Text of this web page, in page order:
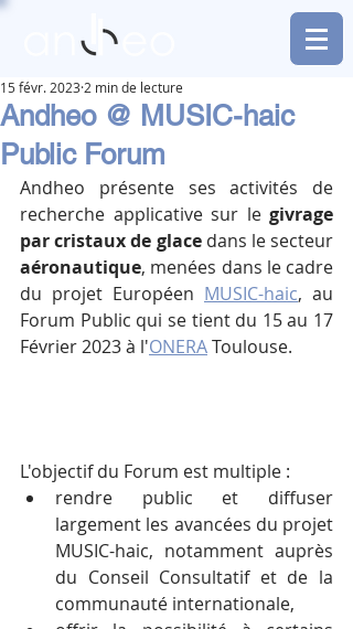
Andheo @ MUSIC-haic
Public Forum
15 févr. 2023 2 min de lecture
Andheo présente ses activités de
recherche applicative sur le givrage
par cristaux de glace
aéronautique, menées dans le cadre
du projet Européen MUSIC-haic, au
Forum Public qui se tient du 15 au 17
Février 2023 à l'ONERA Toulouse.
L'objectif du Forum est multiple :
rendre public et diffuser
largement les avancées du projet
MUSIC-haic, notamment auprès
du Conseil Consultatif et de la
communauté internationale,